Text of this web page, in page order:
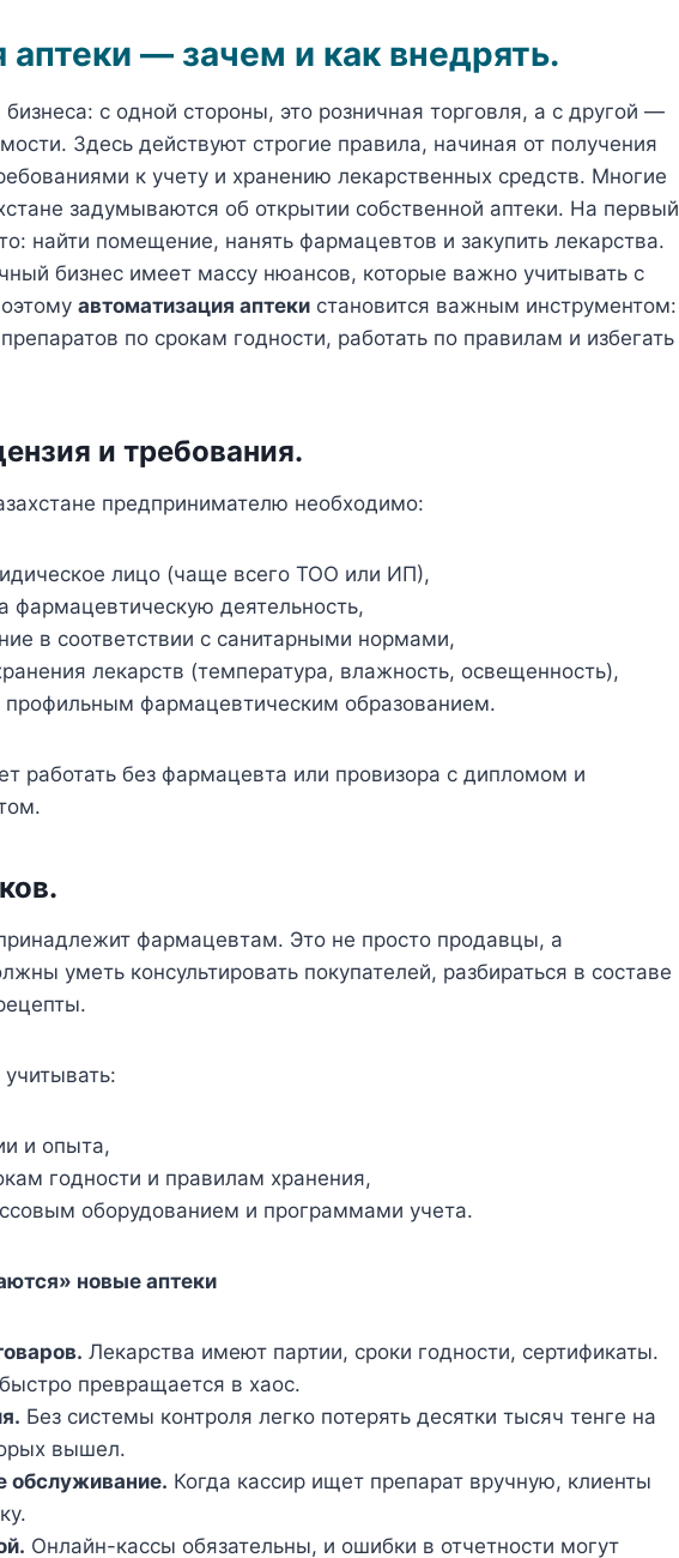
аптеки — зачем и как внедрять.
с одной стороны, это розничная торговля, а с другой —
Здесь действуют строгие правила, начиная от получения
к учету и хранению лекарственных средств. Многие
задумываются об открытии собственной аптеки. На первый
найти помещение, нанять фармацевтов и закупить лекарства.
бизнес имеет массу нюансов, которые важно учитывать с
автоматизация аптеки становится важным инструментом:
по срокам годности, работать по правилам и избегать
и требования.
предпринимателю необходимо:
лицо (чаще всего ТОО или ИП),
фармацевтическую деятельность,
в соответствии с санитарными нормами,
лекарств (температура, влажность, освещенность),
профильным фармацевтическим образованием.
работать без фармацевта или провизора с дипломом и
.
фармацевтам. Это не просто продавцы, а
уметь консультировать покупателей, разбираться в составе
и опыта,
годности и правилам хранения,
оборудованием и программами учета.
новые аптеки
Лекарства имеют партии, сроки годности, сертификаты.
превращается в хаос.
Без системы контроля легко потерять десятки тысяч тенге на
вышел.
обслуживание. Когда кассир ищет препарат вручную, клиенты
Онлайн-кассы обязательны, и ошибки в отчетности могут